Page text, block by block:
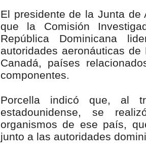
El presidente de la Junta de
que la Comisión
República Dominicana
autoridades aeronáuticas
Canadá, países
componentes.
Porcella indicó que, al
estadounidense, se
organismos de ese país,
junto a las autoridades